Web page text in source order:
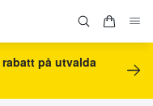
rabatt på utvalda